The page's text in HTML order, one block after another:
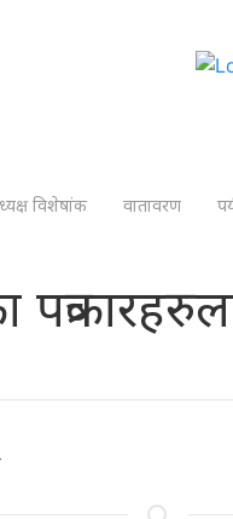
विशेषांक वातावरण